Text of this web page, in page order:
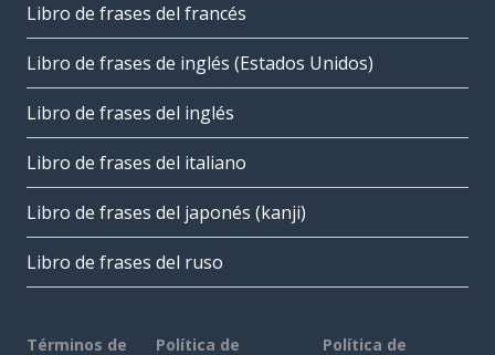
Libro de frases del francés
Libro de frases de inglés (Estados Unidos)
Libro de frases del inglés
Libro de frases del italiano
Libro de frases del japonés (kanji)
Libro de frases del ruso
Términos de Política de Política de